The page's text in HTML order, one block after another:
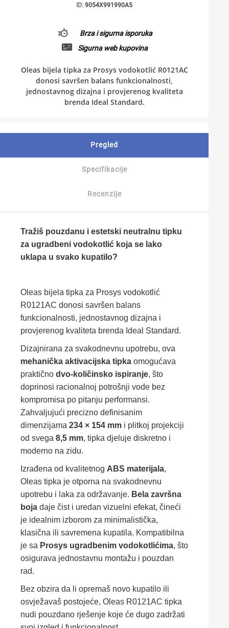
ID: 9054X991990A5
Brza i sigurna isporuka
Sigurna web kupovina
Oleas bijela tipka za Prosys vodokotlić R0121AC
donosi savršen balans funkcionalnosti,
jednostavnog dizajna i provjerenog kvaliteta
brenda Ideal Standard.
Pregled
Specifikacije
Recenzije
Tražiš pouzdanu i estetski neutralnu tipku
za ugradbeni vodokotlić koja se lako
uklapa u svako kupatilo?
Oleas bijela tipka za Prosys vodokotlić
R0121AC donosi savršen balans
funkcionalnosti, jednostavnog dizajna i
provjerenog kvaliteta brenda Ideal Standard.
Dizajnirana za svakodnevnu upotrebu, ova
mehanička aktivacijska tipka omogućava
praktično dvo-količinsko ispiranje, što
doprinosi racionalnoj potrošnji vode bez
kompromisa po pitanju performansi.
Zahvaljujući precizno definisanim
dimenzijama 234 × 154 mm i plitkoj projekciji
od svega 8,5 mm, tipka djeluje diskretno i
moderno na zidu.
Izrađena od kvalitetnog ABS materijala,
Oleas tipka je otporna na svakodnevnu
upotrebu i laka za održavanje. Bela završna
boja daje čist i uredan vizuelni efekat, čineći
je idealnim izborom za minimalistička,
klasična ili savremena kupatila. Kompatibilna
je sa Prosys ugradbenim vodokotlićima, što
osigurava jednostavnu montažu i pouzdan
rad.
Bez obzira da li opremaš novo kupatilo ili
osvježavaš postojeće, Oleas R0121AC tipka
nudi pouzdano rješenje koje će dugo zadržati